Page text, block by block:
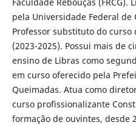
pela Universidade Federal de
Professor substituto do curso
(2023-2025). Possui mais de
ensino de Libras como
em curso oferecido pela
Queimadas. Atua como
curso profissionalizante
formação de ouvintes, desde